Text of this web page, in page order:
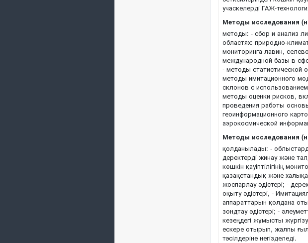
учаскелерді ГАЖ-
Методы исследования
методы: - сбор и анализ
областях: природно-
мониторинга лавин,
международной базы в
- методы статистической
методы имитационного
склонов с
методы оценки рисков,
проведения работы
геоинформационного
аэрокосмической
Методы исследования
қолданылады: -
деректерді жинау және
көшкін қауіптілігінің
қазақстандық және
жоспарлау әдістері; -
оқыту әдістері, -
аппараттарын қолдана
зондтау әдістері; -
кезеңдегі жұмысты
ескере отырып, жалпы
тәсілдеріне негізделеді.